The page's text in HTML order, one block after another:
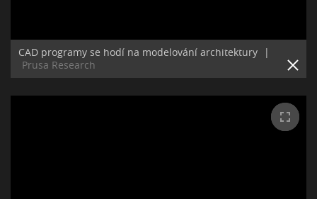
CAD programy se hodí na modelování architektury
|
Prusa Research